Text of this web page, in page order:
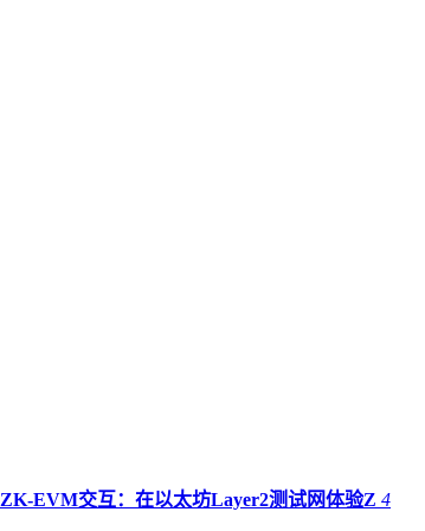
EVM交互：在以太坊Layer2测试网体验Z 4